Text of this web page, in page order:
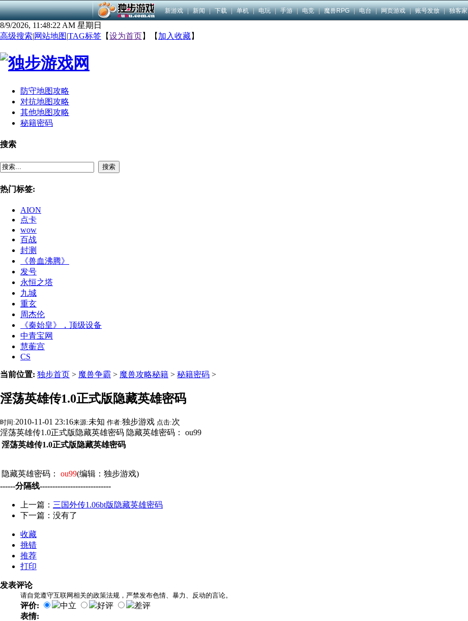
新游戏 | 新闻 | 下载 | 单机 | 电玩 | 手游 | 电竞 | 魔兽RPG | 电台 | 网页游戏 | 账号发放 | 独客家
8/9/2026, 11:48:22 AM 星期日
高级搜索|网站地图|TAG标签 【设为首页】【 加入收藏】
防守地图攻略
对抗地图攻略
其他地图攻略
秘籍密码
搜索
搜索
热门标签:
AION
点卡
wow
百战
封测
《兽血沸腾》
发号
永恒之塔
九城
重玄
周杰伦
《秦始皇》，顶级设备
中青宝网
慧蘅宫
CS
当前位置: 独步首页 > 魔兽争霸 > 魔兽攻略秘籍 > 秘籍密码 >
淫荡英雄传1.0正式版隐藏英雄密码
时间:2010-11-01 23:16来源:未知 作者:独步游戏 点击:次
淫荡英雄传1.0正式版隐藏英雄密码 隐藏英雄密码： ou99
淫荡英雄传1.0正式版隐藏英雄密码
隐藏英雄密码： ou99(编辑：独步游戏)
------分隔线----------------------------
上一篇： 三国外传1.06bt版隐藏英雄密码
下一篇：没有了
收藏
挑错
推荐
打印
发表评论
请自觉遵守互联网相关的政策法规，严禁发布色情、暴力、反动的言论。
评价: 中立 好评
差评
表情: